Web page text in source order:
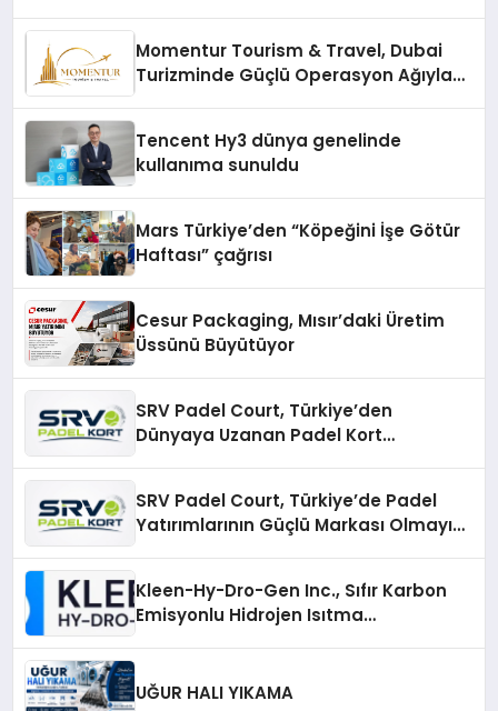
Momentur Tourism & Travel, Dubai
Turizminde Güçlü Operasyon Ağıyla
Tencent Hy3 dünya genelinde
kullanıma sunuldu
Mars Türkiye’den “Köpeğini İşe Götür
Haftası” çağrısı
Cesur Packaging, Mısır’daki Üretim
Üssünü Büyütüyor
SRV Padel Court, Türkiye’den
Dünyaya Uzanan Padel Kort
SRV Padel Court, Türkiye’de Padel
Yatırımlarının Güçlü Markası Olmayı
Kleen-Hy-Dro-Gen Inc., Sıfır Karbon
Emisyonlu Hidrojen Isıtma
UĞUR HALI YIKAMA